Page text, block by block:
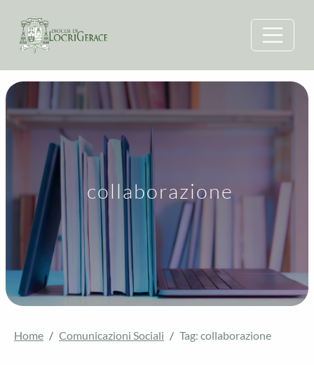
collaborazione
Home Comunicazioni Sociali Tag: collaborazione